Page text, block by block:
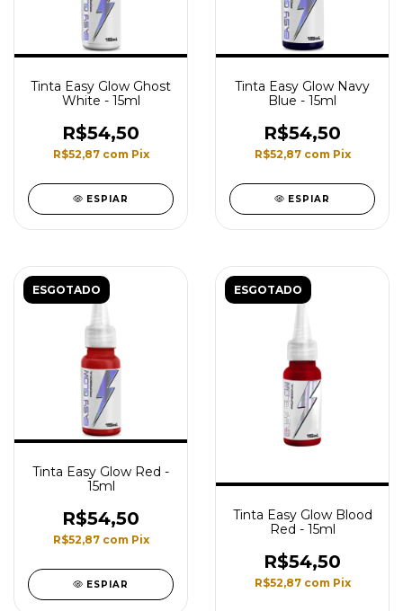
Tinta Easy Glow Ghost
White - 15ml
R$54,50
R$52,87 com Pix
ESPIAR
Tinta Easy Glow Navy
Blue - 15ml
R$54,50
R$52,87 com Pix
ESPIAR
ESGOTADO
Tinta Easy Glow Red -
15ml
R$54,50
R$52,87 com Pix
ESPIAR
ESGOTADO
Tinta Easy Glow Blood
Red - 15ml
R$54,50
R$52,87 com Pix